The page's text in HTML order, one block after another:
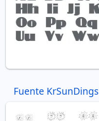
Fuente KrSunDings